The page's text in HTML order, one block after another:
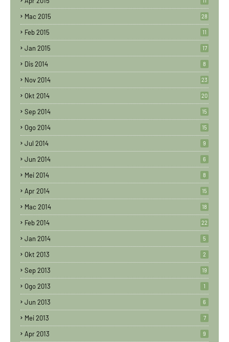
Mac 2015 28
Feb 2015 11
Jan 2015 17
Dis 2014 8
Nov 2014 23
Okt 2014 20
Sep 2014 15
Ogo 2014 15
Jul 2014 9
Jun 2014 6
Mei 2014 8
Apr 2014 15
Mac 2014 18
Feb 2014 22
Jan 2014 5
Okt 2013 2
Sep 2013 19
Ogo 2013 1
Jun 2013 6
Mei 2013 7
Apr 2013 9